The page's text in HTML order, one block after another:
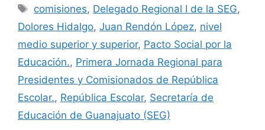
Etiquetas
comisiones, Delegado Regional I de la SEG,
Dolores Hidalgo, Juan Rendón López, nivel
medio superior y superior, Pacto Social por la
Educación., Primera Jornada Regional para
Presidentes y Comisionados de República
Escolar., República Escolar, Secretaría de
Educación de Guanajuato (SEG)